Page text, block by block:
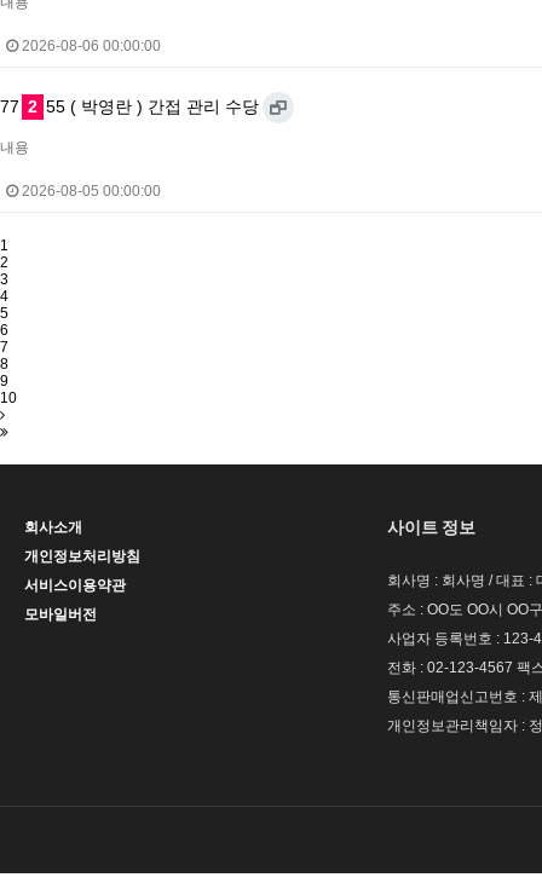
2026-08-06 00:00:00
77 2 55 ( 박영란 ) 간접 관리 수당
내용
2026-08-05 00:00:00
1
2
3
4
5
6
7
8
9
10
회사소개
개인정보처리방침
서비스이용약관
모바일버전
사이트 정보
회사명 : 회사명 / 대표 :
주소 : OO도 OO시 OO
사업자 등록번호 : 123-
전화 : 02-123-4567 팩
통신판매업신고번호 :
개인정보관리책임자 :